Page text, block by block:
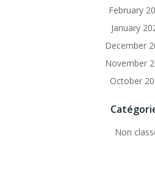
February
January
December
November
October
Non